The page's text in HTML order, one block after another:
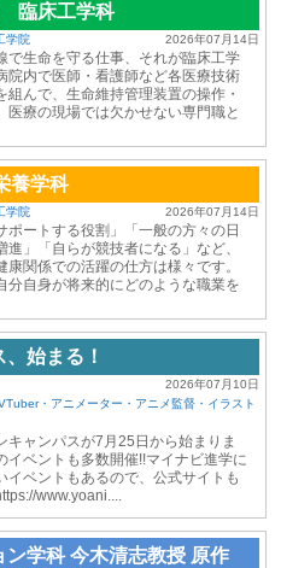
臨床工学科
2026年07月14日
学院
で生命を守る仕事、それが臨床工学
院内で医師・看護師など各医療技術
組んで、生命維持管理装置の操作・
医療の現場では欠かせない専門職と
養学科
2026年07月14日
学院
ポートする役割」「一般の方々の日
進」「自らが競技者になる」など、
康関係での活躍の仕方は様々です。
分自身が将来的にどのような職業を
始まる！
2026年07月10日
・アニメーター・アニメ監督・イラスト
キャンパスが7月25日から始まりま
イベントも多数開催!!マイナビ進学に
イベントもあるので、公式サイトも
www.yoani....
ン学科 今木清志教授 原作